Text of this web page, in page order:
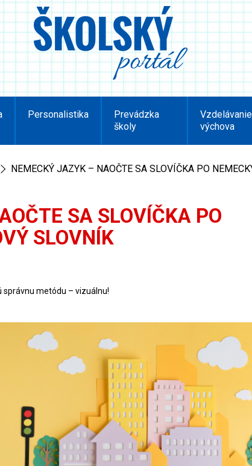
Personalistika
Prevádzka
školy
výchova
NEMECKÝ JAZYK – NAOČTE SA SLOVÍČKA PO
SA SLOVÍČKA PO
SLOVNÍK
správnu metódu – vizuálnu!